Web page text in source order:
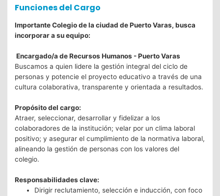
Funciones del Cargo
Importante Colegio de la ciudad de Puerto Varas, busca
incorporar a su equipo:
Encargado/a de Recursos Humanos - Puerto Varas
Buscamos a quien lidere la gestión integral del ciclo de
personas y potencie el proyecto educativo a través de una
cultura colaborativa, transparente y orientada a resultados.
Propósito del cargo:
Atraer, seleccionar, desarrollar y fidelizar a los
colaboradores de la institución; velar por un clima laboral
positivo; y asegurar el cumplimiento de la normativa laboral,
alineando la gestión de personas con los valores del
colegio.
Responsabilidades clave:
Dirigir reclutamiento, selección e inducción, con foco